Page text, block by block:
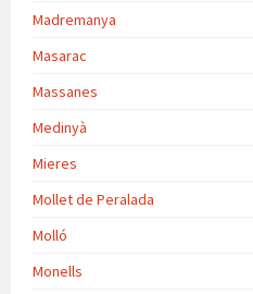
Madremanya
Masarac
Massanes
Medinyà
Mieres
Mollet de Peralada
Molló
Monells